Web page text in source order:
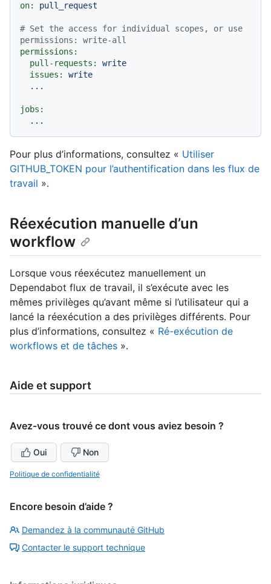
on:
pull_request
# Set the access for individual scopes, or use
permissions: write-all
permissions:
pull-requests:
write
issues:
write
...
jobs:
...
Pour plus d’informations, consultez « Utiliser
GITHUB_TOKEN pour l’authentification dans les flux de
travail ».
Réexécution manuelle d’un
workflow
Lorsque vous réexécutez manuellement un
Dependabot flux de travail, il s’exécute avec les
mêmes privilèges qu’avant même si l’utilisateur qui a
lancé la réexécution a des privilèges différents. Pour
plus d’informations, consultez « Ré-exécution de
workflows et de tâches ».
Aide et support
Avez-vous trouvé ce dont vous aviez besoin ?
Oui Non
Politique de confidentialité
Encore besoin d’aide ?
Demandez à la communauté GitHub
Contacter le support technique